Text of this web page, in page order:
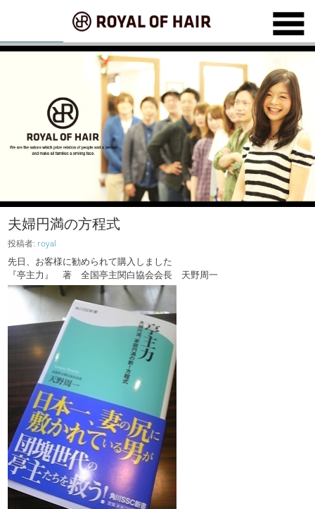
夫婦円満の方程式
投稿者: royal
先日、お客様に勧められて購入しました
『亭主力』 著 全国亭主関白協会会長 天野周一